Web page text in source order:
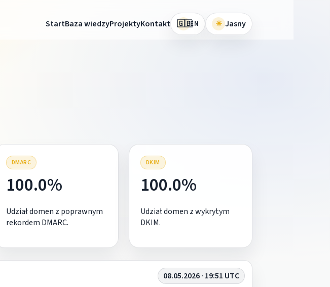
StartBaza wiedzyProjektyKontakt 🇬🇧EN ☀ Jasny
DMARC
100.0%
Udział domen z poprawnym
rekordem DMARC.
DKIM
100.0%
Udział domen z wykrytym
DKIM.
08.05.2026 · 19:51 UTC